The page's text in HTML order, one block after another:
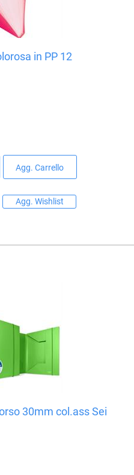
in PP 12
Agg. Carrello
Agg. Wishlist
30mm col.ass Sei